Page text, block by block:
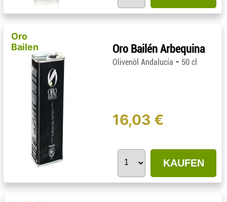
Oro
Bailen
Oro Bailén Arbequina
Olivenöl Andalucía - 50 cl
16,03 €
KAUFEN